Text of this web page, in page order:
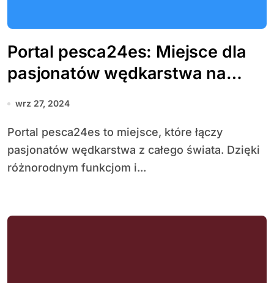
Portal pesca24es: Miejsce dla
pasjonatów wędkarstwa na
całym świecie
wrz 27, 2024
Portal pesca24es to miejsce, które łączy
pasjonatów wędkarstwa z całego świata. Dzięki
różnorodnym funkcjom i...